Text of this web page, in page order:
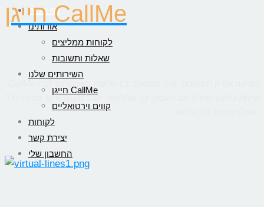
דף הבית
אודותינו
לקוחות ממליצים
שאלות ותשובות
השירותים שלנו
חייגן CallMe
קווים וירטואליים
לקוחות
יצירת קשר
החשבון שלי
חייגן CallMe
שיחת טלפון ישירה עם העסק, כך שהלקוח יקבל מענה אישי ומיידי לכל